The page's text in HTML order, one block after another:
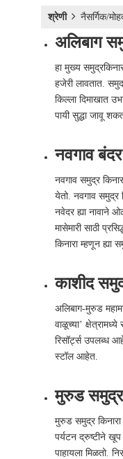
श्रेणी नैसर्गिक/
अलिबाग
हा मुख्य
हजेरी लावतात.
किल्ला दिमाखात
पायी सुद्धा जावू
नवगाव
नवगाव समुद्र
येतो. नवगाव समुद्र
नवेदर ह्या नावाने
मासेमारी साठी
किनारा म्हणून ह्या
काशीद
अलिबाग-मुरुड
वाळूच्या’
रिसॉर्ट्स उपलब्ध
स्टॉल आहेत.
मुरुड समुद्र
मुरुड समुद्र
पर्यटन द्रुष्टीने
पाहायला मिळतो.